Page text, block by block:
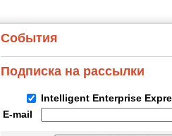
События
Подписка на рассылки
Intelligent Enterprise
E-mail